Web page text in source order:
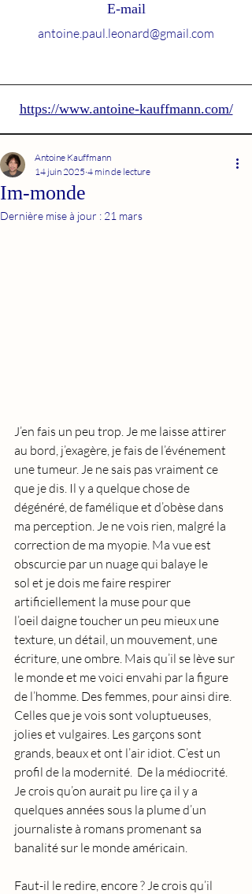
E-mail
antoine.paul.leonard@gmail.com
https://www.antoine-kauffmann.com/
Im-monde
Antoine Kauffmann
14 juin 2025 4 min de lecture
Dernière mise à jour : 21 mars
J’en fais un peu trop. Je me laisse attirer
au bord, j’exagère, je fais de l’événement
une tumeur. Je ne sais pas vraiment ce
que je dis. Il y a quelque chose de
dégénéré, de famélique et d’obèse dans
ma perception. Je ne vois rien, malgré la
correction de ma myopie. Ma vue est
obscurcie par un nuage qui balaye le
sol et je dois me faire respirer
artificiellement la muse pour que
l’oeil daigne toucher un peu mieux une
texture, un détail, un mouvement, une
écriture, une ombre. Mais qu’il se lève sur
le monde et me voici envahi par la figure
de l’homme. Des femmes, pour ainsi dire.
Celles que je vois sont voluptueuses,
jolies et vulgaires. Les garçons sont
grands, beaux et ont l’air idiot. C’est un
profil de la modernité.  De la médiocrité.
Je crois qu’on aurait pu lire ça il y a
quelques années sous la plume d’un
journaliste à romans promenant sa
banalité sur le monde américain.
Faut-il le redire, encore ? Je crois qu’il